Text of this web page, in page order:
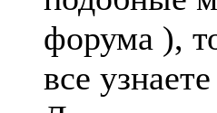
форума ),
все